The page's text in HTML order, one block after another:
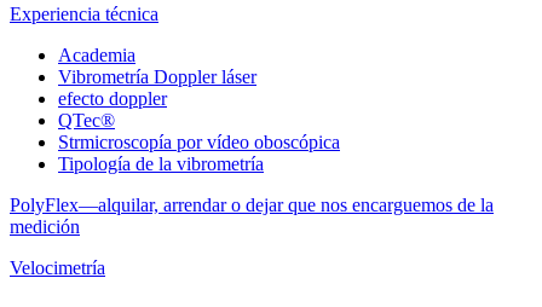
Experiencia técnica
Academia
Vibrometría Doppler láser
efecto doppler
QTec®
Strmicroscopía por vídeo oboscópica
Tipología de la vibrometría
PolyFlex—alquilar, arrendar o dejar que nos encarguemos de la
medición
Velocimetría